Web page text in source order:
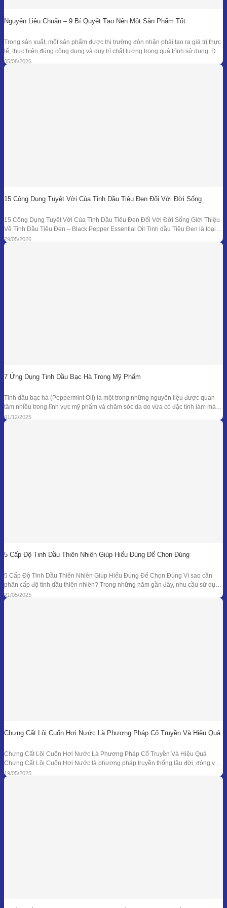
Nguyên Liệu Chuẩn – 9 Bí Quyết Tạo Nên Một Sản Phẩm Tốt
Trong sản xuất, một sản phẩm được thị trường đón nhận phải tạo ra giá trị thực
tế, thực hiện đúng công dụng và duy trì chất lượng trong quá trình sử dụng. Để
đạt được kết quả đó, doanh nghiệp cần kiểm soát đồng bộ từ mục tiêu nghiên
cứu, nguyên liệu, công thức
05/08/2026
15 Công Dụng Tuyệt Vời Của Tinh Dầu Tiêu Đen Đối Với Đời Sống
15 Công Dụng Tuyệt Vời Của Tinh Dầu Tiêu Đen Đối Với Đời Sống Giới Thiệu
Về Tinh Dầu Tiêu Đen – Black Pepper Essential Oil Tinh dầu Tiêu Đen là loại
tinh dầu thiên nhiên được chiết xuất từ quả của cây Tiêu Đen (Piper nigrum)
bằng phương pháp chưng cất hơi nước. Đây là
29/05/2026
7 Ứng Dụng Tinh Dầu Bạc Hà Trong Mỹ Phẩm
Tinh dầu bạc hà (Peppermint Oil) là một trong những nguyên liệu được quan
tâm nhiều trong lĩnh vực mỹ phẩm và chăm sóc da do vừa có đặc tính làm mát
đặc trưng, vừa sở hữu phổ kháng khuẩn và khử mùi tự nhiên đã được ghi nhận
trong nhiều nghiên cứu. Giá trị
01/12/2025
5 Cấp Độ Tinh Dầu Thiên Nhiên Giúp Hiểu Đúng Để Chọn Đúng
5 Cấp Độ Tinh Dầu Thiên Nhiên Giúp Hiểu Đúng Để Chọn Đúng Vì sao cần
phân cấp độ tinh dầu thiên nhiên? Trong những năm gần đây, nhu cầu sử dụng
tinh dầu thiên nhiên ngày càng gia tăng trong các lĩnh vực như chăm sóc sức
khỏe, mỹ phẩm, liệu pháp hương thơm,
21/05/2025
Chưng Cất Lôi Cuốn Hơi Nước Là Phương Pháp Cổ Truyền Và Hiệu Quả
Chưng Cất Lôi Cuốn Hơi Nước Là Phương Pháp Cổ Truyền Và Hiệu Quả
Chưng Cất Lôi Cuốn Hơi Nước là phương pháp truyền thống lâu đời, đóng vai
trò nền tảng trong ngành chiết xuất tinh dầu thiên nhiên. Từ những nồi đồng thủ
công ở các làng nghề cho đến hệ thống chưng
19/05/2025